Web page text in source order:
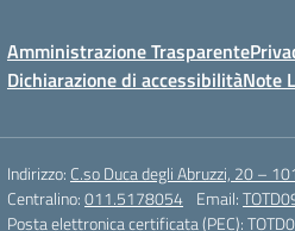
Amministrazione Trasparente
Dichiarazione di accessibilitàNote
Indirizzo: C.so Duca degli Abruzzi, 20 –
Centralino:011.5178054 Email:
Posta elettronica certificata (PEC):